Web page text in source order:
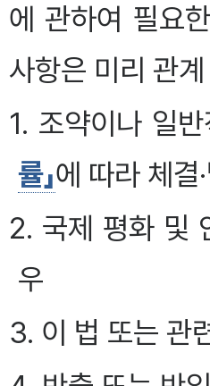
에 관하여 필요
사항은 미리 관
1. 조약이나 일
률」에 따라 체결
2. 국제 평화 및
우
3. 이 법 또는 관